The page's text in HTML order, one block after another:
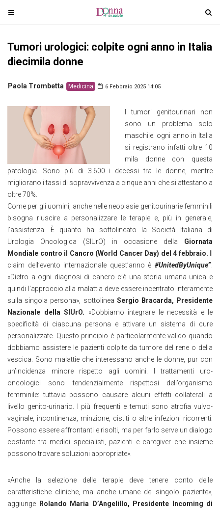
T
o
l
n
v
i
o
T
o
g
Tumori urologici: colpite ogni anno in Italia
diecimila donne
Paola Trombetta Medicina 6 Febbraio 2025 14:05
I tumori genitourinari non
sono un problema solo
maschile: ogni anno in Italia
si registrano infatti oltre 10
mila donne con questa
patologia. Sono più di 3.600 i decessi tra le donne, mentre
migliorano i tassi di sopravvivenza a cinque anni che si attestano a
oltre 70%.
Come per gli uomini, anche nelle neoplasie genitourinarie femminili
bisogna riuscire a personalizzare le terapie e, più in generale,
l’assistenza. È quanto ha sottolineato la Società Italiana di
Urologia Oncologica (SIUrO) in occasione della Giornata
Mondiale contro il Cancro (World Cancer Day) del 4 febbraio.
claim dell’evento internazionale quest’anno è #UnitedByUnique”
«Dietro a ogni diagnosi di cancro c’è una storia umana unica e
quindi l’approccio alla malattia deve essere incentrato interamente
sulla singola persona», sottolinea Sergio Bracarda, Presidente
Nazionale della SIUrO. «Dobbiamo integrare le necessità e le
specificità di ciascuna persona e attivare un sistema di cure
personalizzate. Questo principio è particolarmente valido quando
dobbiamo assistere le pazienti colpite da tumore del rene o della
vescica. Sono malattie che interessano anche le donne, pur con
un’incidenza minore rispetto agli uomini. I trattamenti uro-
oncologici sono tendenzialmente rispettosi dell’organismo
femminile: tuttavia possono causare alcuni effetti collaterali a
livello genito-urinario. I più frequenti e temuti sono atrofia vulvo-
vaginale, incontinenza, minzione, cistiti o altre infezioni ricorrenti.
Possono essere affrontanti e risolti, ma per farlo serve un dialogo
costante tra medici specialisti, pazienti e caregiver che insieme
possono trovare soluzioni appropriate».
«Anche la selezione delle terapie deve tenere conto delle
caratteristiche cliniche, ma anche umane del singolo paziente»,
aggiunge
Rolando Maria D’Angelillo, Presidente Incoming di